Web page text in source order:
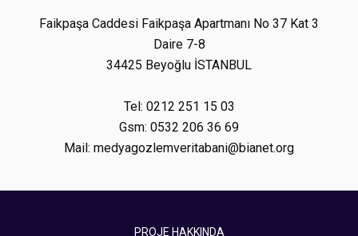
Faikpaşa Caddesi Faikpaşa Apartmanı No 37 Kat 3
Daire 7-8
34425 Beyoğlu İSTANBUL
Tel: 0212 251 15 03
Gsm: 0532 206 36 69
Mail: medyagozlemveritabani@bianet.org
PROJE HAKKINDA